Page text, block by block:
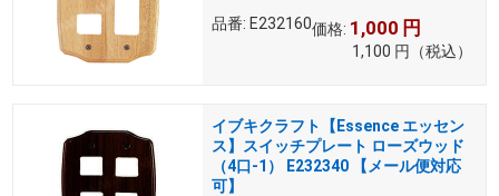
品番: E232160価格: 1,000 円
1,100 円 （税込）
イブキクラフト【Essence エッセン
ス】スイッチプレート ローズウッド
（4口-1） E232340 【メール便対応
可】